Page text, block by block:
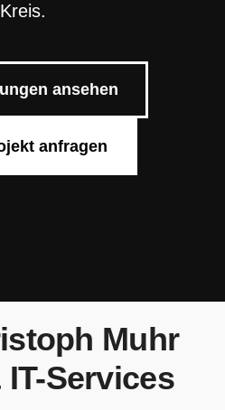
Kreis.
ansehen
anfragen
Muhr
IT-Services